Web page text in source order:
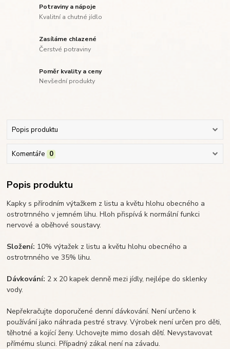
Potraviny a nápoje
Kvalitní a chutné jídlo
Zasíláme chlazené
Čerstvé potraviny
Poměr kvality a ceny
Nevšední produkty
Popis produktu
Komentáře 0
Popis produktu
Kapky s přírodním výtažkem z listu a květu hlohu obecného a
ostrotrnného v jemném lihu. Hloh přispívá k normální funkci
nervové a oběhové soustavy.
Složení: 10% výtažek z listu a květu hlohu obecného a
ostrotrnného ve 35% lihu.
Dávkování: 2 x 20 kapek denně mezi jídly, nejlépe do sklenky
vody.
Nepřekračujte doporučené denní dávkování. Není určeno k
používání jako náhrada pestré stravy. Výrobek není určen pro děti,
těhotné a kojící ženy. Uchovejte mimo dosah dětí. Nevystavovat
přímému slunci. Případný zákal není na závadu.